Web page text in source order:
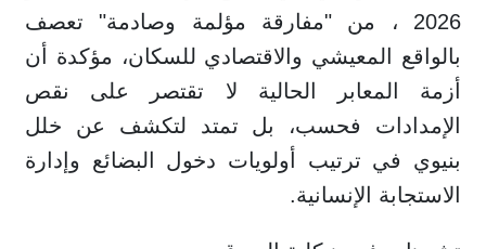
2026 ، من "مفارقة مؤلمة وصادمة" تعصف
بالواقع المعيشي والاقتصادي للسكان، مؤكدة أن
أزمة المعابر الحالية لا تقتصر على نقص
الإمدادات فحسب، بل تمتد لتكشف عن خلل
بنيوي في ترتيب أولويات دخول البضائع وإدارة
الاستجابة الإنسانية.